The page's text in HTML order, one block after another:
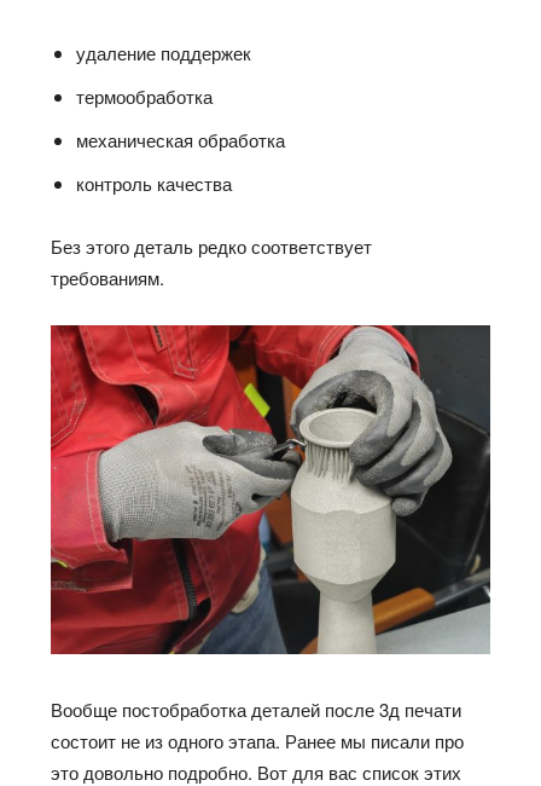
удаление поддержек
термообработка
механическая обработка
контроль качества
Без этого деталь редко соответствует
требованиям.
Вообще постобработка деталей после 3д печати
состоит не из одного этапа. Ранее мы писали про
это довольно подробно. Вот для вас список этих